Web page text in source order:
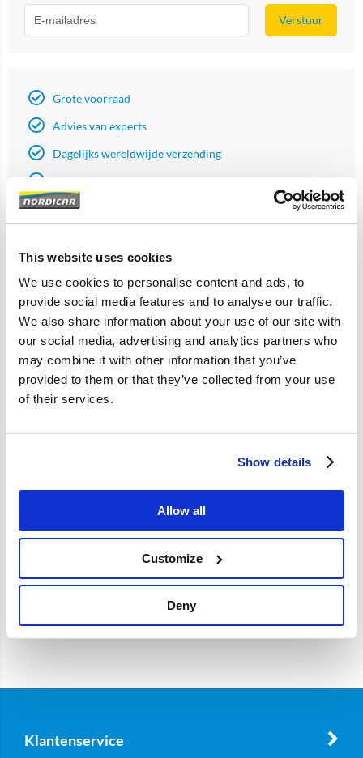
This website uses cookies
We use cookies to personalise content and ads, to
provide social media features and to analyse our traffic.
We also share information about your use of our site with
our social media, advertising and analytics partners who
may combine it with other information that you’ve
provided to them or that they’ve collected from your use
of their services.
Show details
Allow all
Customize
Deny
Verstuur
Grote voorraad
Advies van experts
Dagelijks wereldwijde verzending
Artikelomschrijving
Specificaties
Merk
Artikelcode 237752
Klantenservice